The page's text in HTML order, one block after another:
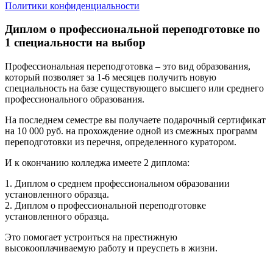
Политики конфиденциальности
Диплом о профессиональной переподготовке по
1 специальности на выбор
Профессиональная переподготовка – это вид образования,
который позволяет за 1-6 месяцев получить новую
специальность на базе существующего высшего или среднего
профессионального образования.
На последнем семестре вы получаете подарочный сертификат
на 10 000 руб. на прохождение одной из смежных программ
переподготовки из перечня, определенного куратором.
И к окончанию колледжа имеете 2 диплома:
1. Диплом о среднем профессиональном образовании
установленного образца.
2. Диплом о профессиональной переподготовке
установленного образца.
Это помогает устроиться на престижную
высокооплачиваемую работу и преуспеть в жизни.